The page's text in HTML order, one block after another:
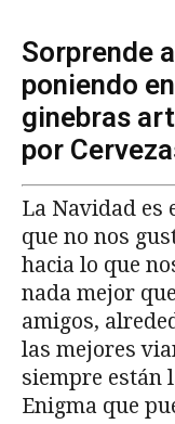
Sorprende
poniendo
ginebras
por
La Navidad es
que no nos
hacia lo que
nada mejor
amigos,
las mejores
siempre están
Enigma que